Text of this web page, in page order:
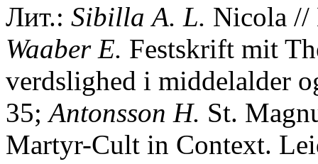
Лит.: Sibilla A. L. Nicola //
Waaber E. Festskrift mit
verdslighed i middelalder
35;Antonsson H. St.
Martyr-Cult in Context.